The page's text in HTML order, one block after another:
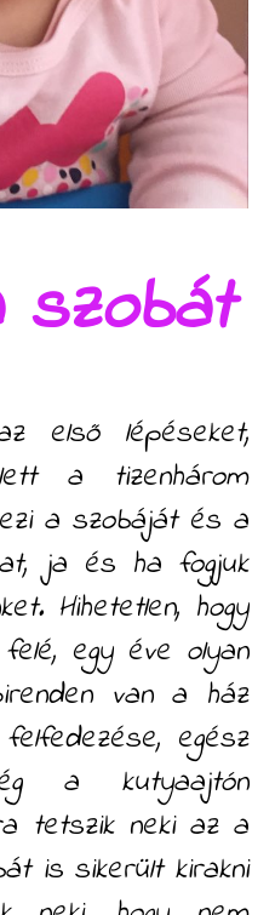
szobát
első lépéseket,
a tizenhárom
a szobáját és a
ja és ha fogjuk
Hihetetlen, hogy
egy éve olyan
van a ház
egész
a kutyaajtón
tetszik neki az a
is sikerült kirakni